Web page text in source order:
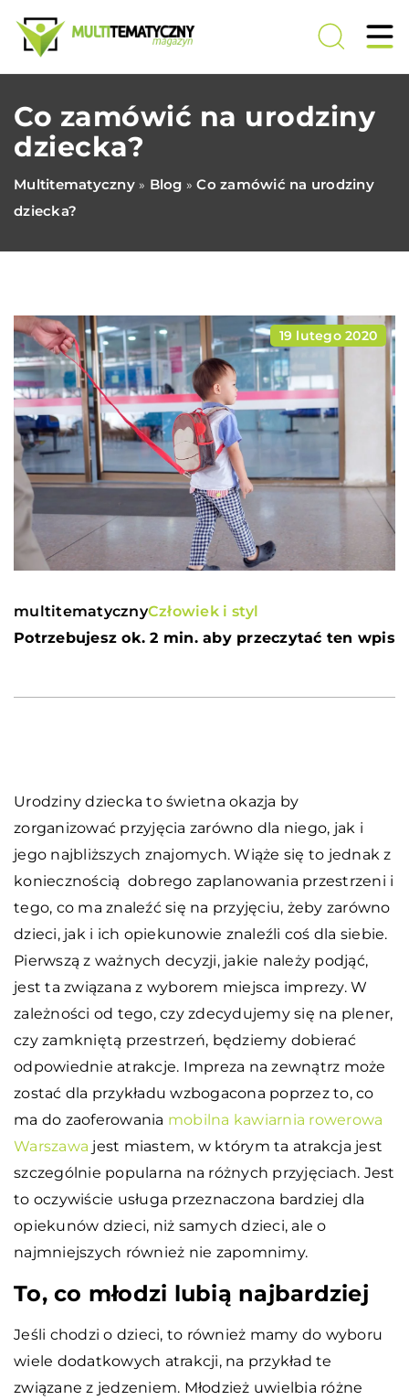
Co zamówić na urodziny
dziecka?
Multitematyczny» Blog »Co zamówić na urodziny
dziecka?
19 lutego 2020
multitematycznyCzłowiek i styl
Potrzebujesz ok. 2 min. aby przeczytać ten wpis
Urodziny dziecka to świetna okazja by
zorganizować przyjęcia zarówno dla niego, jak i
jego najbliższych znajomych. Wiąże się to jednak z
koniecznością dobrego zaplanowania przestrzeni i
tego, co ma znaleźć się na przyjęciu, żeby zarówno
dzieci, jak i ich opiekunowie znaleźli coś dla siebie.
Pierwszą z ważnych decyzji, jakie należy podjąć,
jest ta związana z wyborem miejsca imprezy. W
zależności od tego, czy zdecydujemy się na plener,
czy zamkniętą przestrzeń, będziemy dobierać
odpowiednie atrakcje. Impreza na zewnątrz może
zostać dla przykładu wzbogacona poprzez to, co
ma do zaoferowania mobilna kawiarnia rowerowa
Warszawa jest miastem, w którym ta atrakcja jest
szczególnie popularna na różnych przyjęciach. Jest
to oczywiście usługa przeznaczona bardziej dla
opiekunów dzieci, niż samych dzieci, ale o
najmniejszych również nie zapomnimy.
To, co młodzi lubią najbardziej
Jeśli chodzi o dzieci, to również mamy do wyboru
wiele dodatkowych atrakcji, na przykład te
związane z jedzeniem. Młodzież uwielbia różne